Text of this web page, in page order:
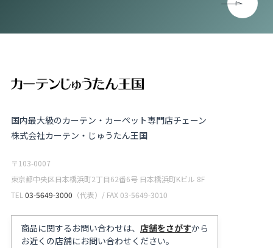
国内最大級のカーテン・カーペット専門店チェーン
株式会社カーテン・じゅうたん王国
〒103-0007
東京都中央区日本橋浜町2丁目62番6号 日本橋浜町Kビル 8F
TEL 03-5649-3000 （代表）/ FAX 03-5649-3010
商品に関するお問い合わせは、 店舗をさがすから
お近くの店舗にお問い合わせください。